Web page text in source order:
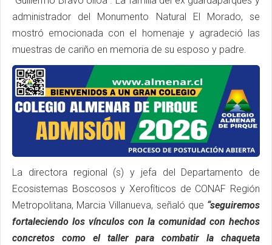
administrador del Monumento Natural El Morado, se
mostró emocionada con el homenaje y agradeció las
muestras de cariño en memoria de su esposo y padre.
La directora regional (s) y jefa del Departamento de
Ecosistemas Boscosos y Xerofíticos de CONAF Región
Metropolitana, Marcia Villanueva, señaló que “seguiremos
fortaleciendo los vínculos con la comunidad con hechos
concretos como el taller para combatir la chaqueta